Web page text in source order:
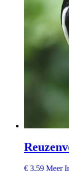
€ 3,59 Meer